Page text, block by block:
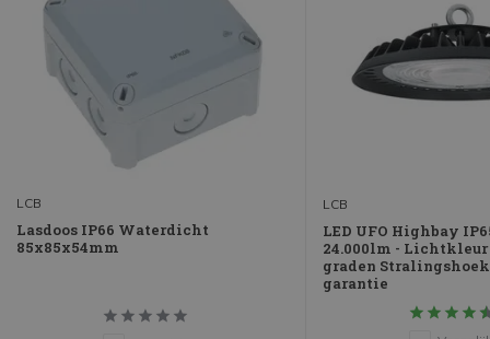
LCB
Lasdoos IP66 Waterdicht
85x85x54mm
LCB
LED UFO Highbay
24.000lm - Lichtkleur
graden Stralingshoek
garantie